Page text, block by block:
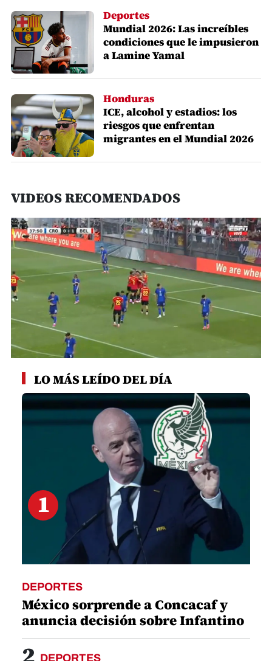
Deportes
Mundial 2026: Las increíbles
condiciones que le impusieron
a Lamine Yamal
Honduras
ICE, alcohol y estadios: los
riesgos que enfrentan
migrantes en el Mundial 2026
VIDEOS RECOMENDADOS
seconds
minute,
seconds
LO MÁS LEÍDO DEL DÍA
1
DEPORTES
México sorprende a Concacaf y
anuncia decisión sobre Infantino
DEPORTES